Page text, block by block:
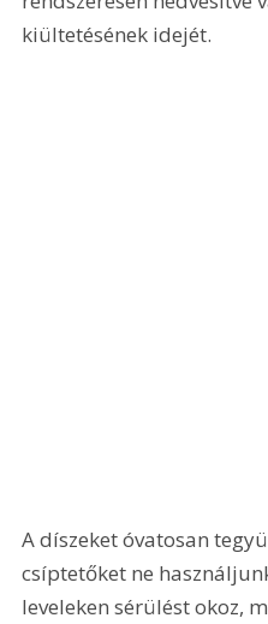
kiültetésének idejét.
A díszeket óvatosan
csíptetőket ne
leveleken sérülést okoz,